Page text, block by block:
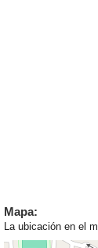
Mapa:
La ubicación en el